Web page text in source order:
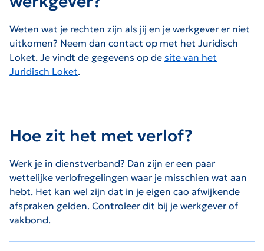
Weten wat je rechten zijn als jij en je werkgever er niet
uitkomen? Neem dan contact op met het Juridisch
Loket. Je vindt de gegevens op de site van het
Juridisch Loket.
Hoe zit het met verlof?
Werk je in dienstverband? Dan zijn er een paar
wettelijke verlofregelingen waar je misschien wat aan
hebt. Het kan wel zijn dat in je eigen cao afwijkende
afspraken gelden. Controleer dit bij je werkgever of
vakbond.